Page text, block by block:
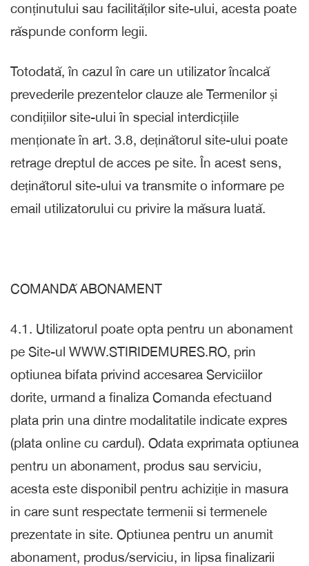
conținutului sau facilităților site-ului, acesta poate
răspunde conform legii.
Totodată, în cazul în care un utilizator încalcă
prevederile prezentelor clauze ale Termenilor și
condițiilor site-ului în special interdicțiile
menționate în art. 3.8, deținătorul site-ului poate
retrage dreptul de acces pe site. În acest sens,
deținătorul site-ului va transmite o informare pe
email utilizatorului cu privire la măsura luată.
COMANDĂ ABONAMENT
4.1. Utilizatorul poate opta pentru un abonament
pe Site-ul WWW.STIRIDEMURES.RO, prin
optiunea bifata privind accesarea Serviciilor
dorite, urmand a finaliza Comanda efectuand
plata prin una dintre modalitatile indicate expres
(plata online cu cardul). Odata exprimata optiunea
pentru un abonament, produs sau serviciu,
acesta este disponibil pentru achiziție in masura
in care sunt respectate termenii si termenele
prezentate in site. Optiunea pentru un anumit
abonament, produs/serviciu, in lipsa finalizarii